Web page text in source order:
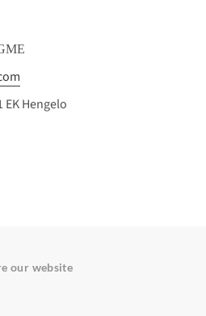
EK Hengelo
our website